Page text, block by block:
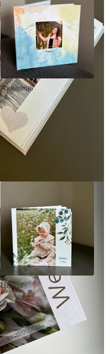
Акварель
• Декор в стиле
акварельных красок
• Выбор цвета фона
• Загрузка фото и текста
Заказать
Цветы
• Декор цветы
• Выбор цвета фона
• Загрузка фото и текста
Заказать